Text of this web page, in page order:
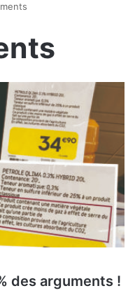
des arguments !